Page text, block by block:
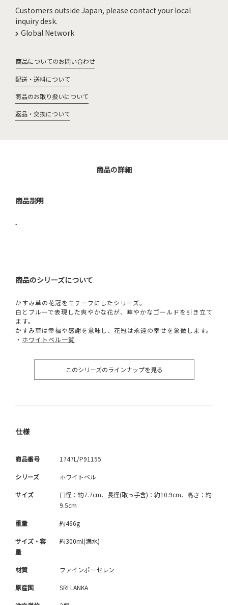
Customers outside Japan, please contact your local
inquiry desk.
Global Network
商品についてのお問い合わせ
配送・送料について
商品のお取り扱いについて
返品・交換について
商品の詳細
商品説明
-
商品のシリーズについて
かすみ草の花冠をモチーフにしたシリーズ。
白とブルーで表現した爽やかな花が、華やかなゴールドを引き立て
ます。
かすみ草は幸福や感謝を意味し、花冠は永遠の幸せを象徴します。
・ ホワイトベル一覧
このシリーズのラインナップを見る
仕様
商品番号 1747L/P91155
シリーズ ホワイトベル
サイズ
口径：約7.7cm、長径(取っ手含)：約10.9cm、高さ：約
9.5cm
重量 約466g
サイズ・容
量
約300ml(満水)
材質 ファインポーセレン
原産国 SRI LANKA